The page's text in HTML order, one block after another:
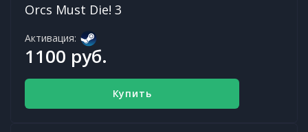
Orcs Must Die! 3
Активация:
1100 руб.
Купить